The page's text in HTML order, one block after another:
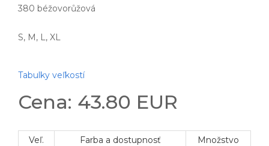
380 béžovorůžová
S, M, L, XL
Tabulky veľkostí
Cena: 43.80 EUR
Veľ. Farba a dostupnosť Množstvo